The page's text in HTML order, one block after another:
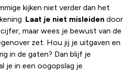
kijken niet verder dan het
Laat je niet misleiden door
maar wees je bewust van de
zet. Hou jij je uitgaven en
in de gaten? Dan blijf je
je in een oogopslag je